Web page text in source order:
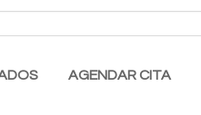
AGENDAR CITA